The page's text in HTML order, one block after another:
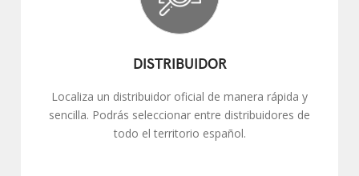
DISTRIBUIDOR
Localiza un distribuidor oficial de manera rápida y
sencilla. Podrás seleccionar entre distribuidores de
todo el territorio español.